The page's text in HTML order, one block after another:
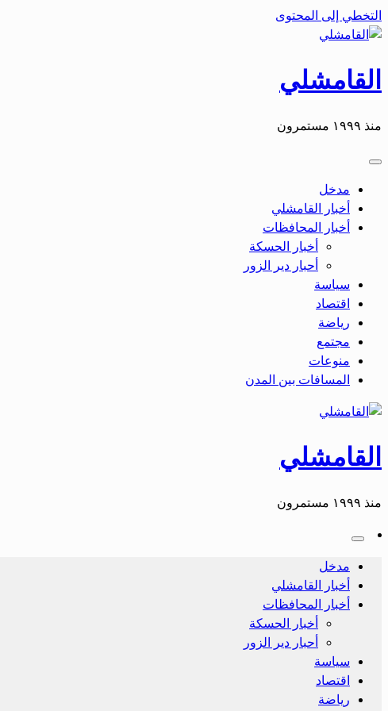
التخطي إلى المحتوى
القامشلي
منذ ١٩٩٩ مستمرون
مدخل
أخبار القامشلي
أخبار المحافظات
أخبار الحسكة
أحبار دير الزور
سياسة
اقتصاد
رياضة
مجتمع
منوعات
المسافات بين المدن
القامشلي
منذ ١٩٩٩ مستمرون
مدخل
أخبار القامشلي
أخبار المحافظات
أخبار الحسكة
أحبار دير الزور
سياسة
اقتصاد
رياضة